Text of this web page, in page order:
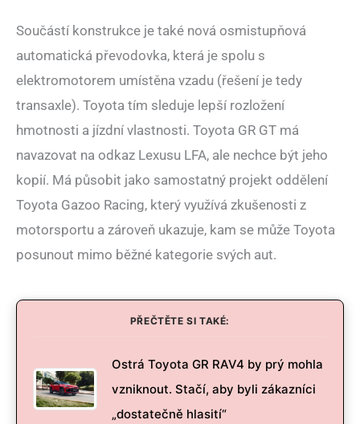
Součástí konstrukce je také nová osmistupňová
automatická převodovka, která je spolu s
elektromotorem umístěna vzadu (řešení je tedy
transaxle). Toyota tím sleduje lepší rozložení
hmotnosti a jízdní vlastnosti. Toyota GR GT má
navazovat na odkaz Lexusu LFA, ale nechce být jeho
kopií. Má působit jako samostatný projekt oddělení
Toyota Gazoo Racing, který využívá zkušenosti z
motorsportu a zároveň ukazuje, kam se může Toyota
posunout mimo běžné kategorie svých aut.
PŘEČTĚTE SI TAKÉ:
Ostrá Toyota GR RAV4 by prý mohla
vzniknout. Stačí, aby byli zákazníci
„dostatečně hlasití“